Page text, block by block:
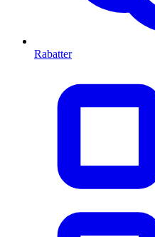
Rabatter